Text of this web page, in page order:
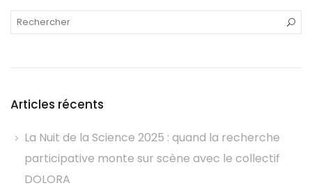
Articles récents
La Nuit de la Science 2025 : quand la recherche
participative monte sur scène avec le collectif
DOLORA